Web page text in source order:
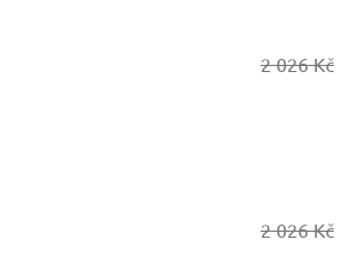
2 026 Kč
2 026 Kč